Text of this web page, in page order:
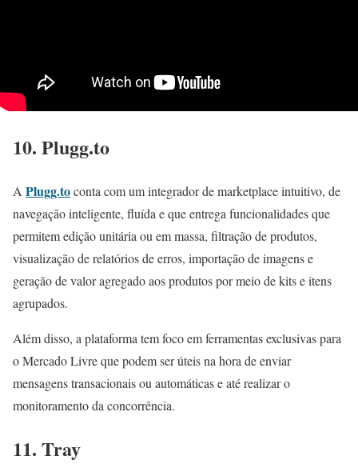
10. Plugg.to
A Plugg.toconta com um integrador de marketplace intuitivo, de
navegação inteligente, fluída e que entrega funcionalidades que
permitem edição unitária ou em massa, filtração de produtos,
visualização de relatórios de erros, importação de imagens e
geração de valor agregado aos produtos por meio de kits e itens
agrupados.
Além disso, a plataforma tem foco em ferramentas exclusivas para
o Mercado Livre que podem ser úteis na hora de enviar
mensagens transacionais ou automáticas e até realizar o
monitoramento da concorrência.
11. Tray